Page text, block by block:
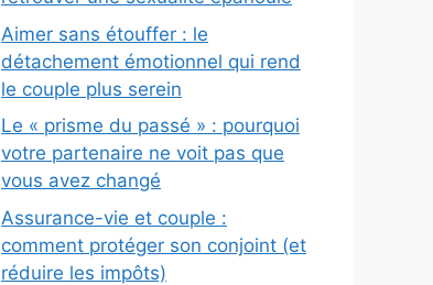
Aimer sans étouffer : le
détachement émotionnel qui rend
le couple plus serein
Le « prisme du passé » : pourquoi
votre partenaire ne voit pas que
vous avez changé
Assurance-vie et couple :
comment protéger son conjoint (et
réduire les impôts)